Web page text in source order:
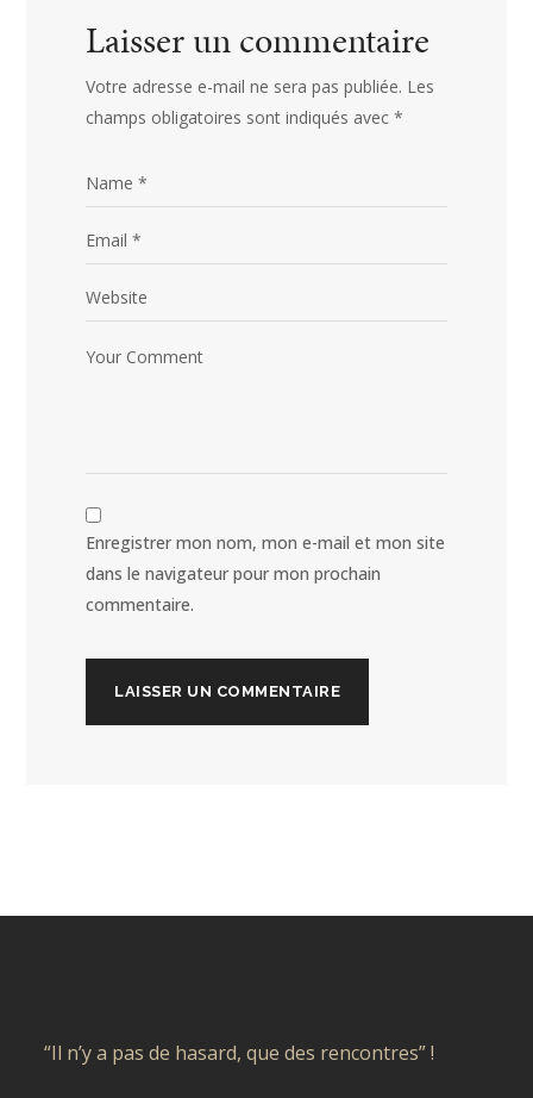
Laisser un commentaire
Votre adresse e-mail ne sera pas publiée. Les
champs obligatoires sont indiqués avec*
Enregistrer mon nom, mon e-mail et mon site
dans le navigateur pour mon prochain
commentaire.
“Il n’y a pas de hasard, que des rencontres” !